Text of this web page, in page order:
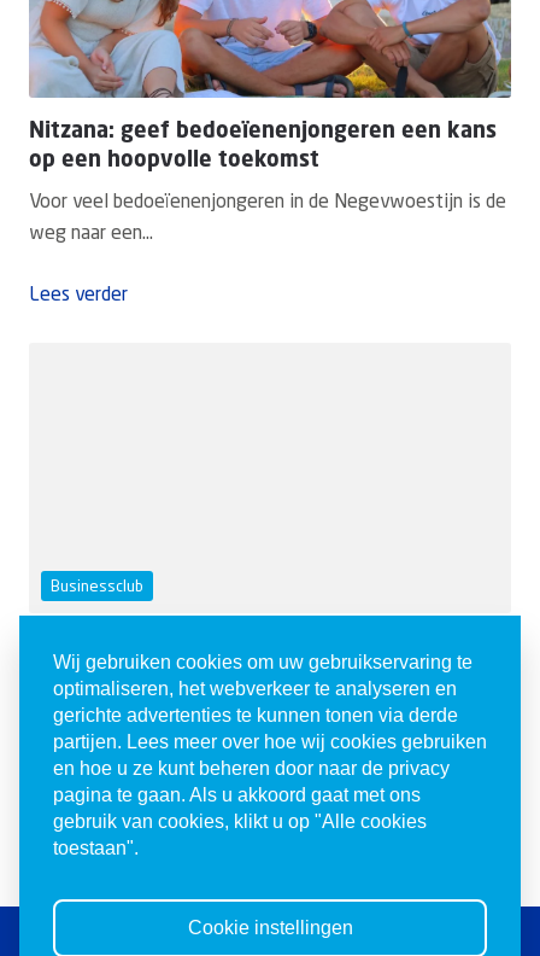
Nitzana: geef bedoeïenenjongeren een kans
op een hoopvolle toekomst
Voor veel bedoeïenenjongeren in de Negevwoestijn is de
weg naar een...
Lees verder
Businessclub
nieuwe immigranten in Be’er Sheva
In het zuiden van Israël, in Be’er Sheva, wonen honderden
nieuwe im...
Lees verder
Wij gebruiken cookies om uw gebruikservaring te
optimaliseren, het webverkeer te analyseren en
gerichte advertenties te kunnen tonen via derde
partijen. Lees meer over hoe wij cookies gebruiken
en hoe u ze kunt beheren door naar de privacy
pagina te gaan. Als u akkoord gaat met ons
gebruik van cookies, klikt u op "Alle cookies
toestaan".
Cookie instellingen